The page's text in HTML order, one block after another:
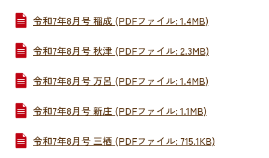
令和7年8月号 稲成 (PDFファイル: 1.4MB)
令和7年8月号 秋津 (PDFファイル: 2.3MB)
令和7年8月号 万呂 (PDFファイル: 1.4MB)
令和7年8月号 新庄 (PDFファイル: 1.1MB)
令和7年8月号 三栖 (PDFファイル: 715.1KB)